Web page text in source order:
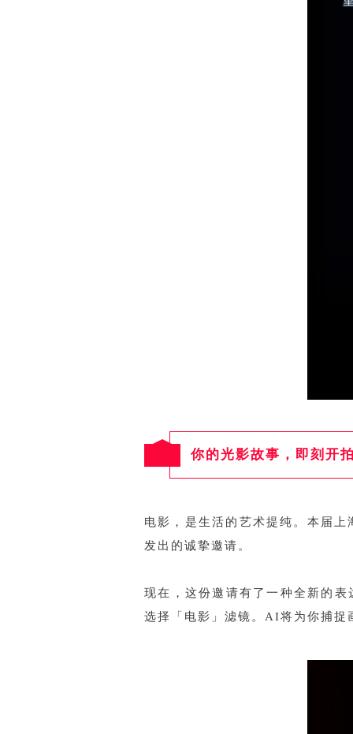
你的光影故事，即刻开
电影，是生活的艺术提纯。本届
发出的诚挚邀请。
现在，这份邀请有了一种全新的
选择「电影」滤镜。AI将为你捕捉